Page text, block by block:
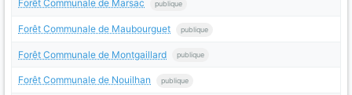
Forêt Communale de Marsac publique
Forêt Communale de Maubourguet publique
Forêt Communale de Montgaillard publique
Forêt Communale de Nouilhan publique